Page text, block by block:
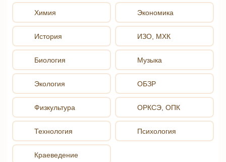
Химия
История
Биология
Экология
Экономика
ИЗО, МХК
Музыка
ОБЗР
Физкультура
Технология
Краеведение
ОРКСЭ, ОПК
Психология